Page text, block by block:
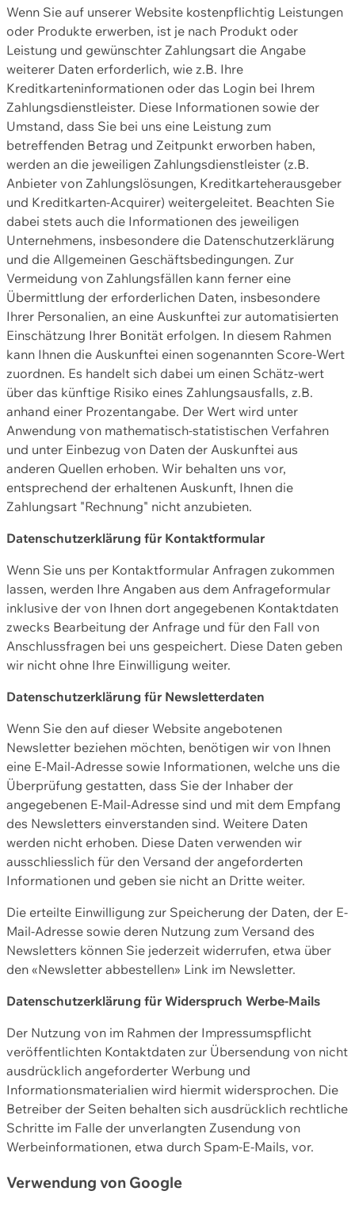
Wenn Sie auf unserer Website kostenpflichtig Leistungen
oder Produkte erwerben, ist je nach Produkt oder
Leistung und gewünschter Zahlungsart die Angabe
weiterer Daten erforderlich, wie z.B. Ihre
Kreditkarteninformationen oder das Login bei Ihrem
Zahlungsdienstleister. Diese Informationen sowie der
Umstand, dass Sie bei uns eine Leistung zum
betreffenden Betrag und Zeitpunkt erworben haben,
werden an die jeweiligen Zahlungsdienstleister (z.B.
Anbieter von Zahlungslösungen, Kreditkarteherausgeber
und Kreditkarten-Acquirer) weitergeleitet. Beachten Sie
dabei stets auch die Informationen des jeweiligen
Unternehmens, insbesondere die Datenschutzerklärung
und die Allgemeinen Geschäftsbedingungen. Zur
Vermeidung von Zahlungsfällen kann ferner eine
Übermittlung der erforderlichen Daten, insbesondere
Ihrer Personalien, an eine Auskunftei zur automatisierten
Einschätzung Ihrer Bonität erfolgen. In diesem Rahmen
kann Ihnen die Auskunftei einen sogenannten Score-Wert
zuordnen. Es handelt sich dabei um einen Schätz-wert
über das künftige Risiko eines Zahlungsausfalls, z.B.
anhand einer Prozentangabe. Der Wert wird unter
Anwendung von mathematisch-statistischen Verfahren
und unter Einbezug von Daten der Auskunftei aus
anderen Quellen erhoben. Wir behalten uns vor,
entsprechend der erhaltenen Auskunft, Ihnen die
Zahlungsart "Rechnung" nicht anzubieten.
Datenschutzerklärung für Kontaktformular
Wenn Sie uns per Kontaktformular Anfragen zukommen
lassen, werden Ihre Angaben aus dem Anfrageformular
inklusive der von Ihnen dort angegebenen Kontaktdaten
zwecks Bearbeitung der Anfrage und für den Fall von
Anschlussfragen bei uns gespeichert. Diese Daten geben
wir nicht ohne Ihre Einwilligung weiter.
Datenschutzerklärung für Newsletterdaten
Wenn Sie den auf dieser Website angebotenen
Newsletter beziehen möchten, benötigen wir von Ihnen
eine E-Mail-Adresse sowie Informationen, welche uns die
Überprüfung gestatten, dass Sie der Inhaber der
angegebenen E-Mail-Adresse sind und mit dem Empfang
des Newsletters einverstanden sind. Weitere Daten
werden nicht erhoben. Diese Daten verwenden wir
ausschliesslich für den Versand der angeforderten
Informationen und geben sie nicht an Dritte weiter.
Die erteilte Einwilligung zur Speicherung der Daten, der E-
Mail-Adresse sowie deren Nutzung zum Versand des
Newsletters können Sie jederzeit widerrufen, etwa über
den «Newsletter abbestellen» Link im Newsletter.
Datenschutzerklärung für Widerspruch Werbe-Mails
Der Nutzung von im Rahmen der Impressumspflicht
veröffentlichten Kontaktdaten zur Übersendung von nicht
ausdrücklich angeforderter Werbung und
Informationsmaterialien wird hiermit widersprochen. Die
Betreiber der Seiten behalten sich ausdrücklich rechtliche
Schritte im Falle der unverlangten Zusendung von
Werbeinformationen, etwa durch Spam-E-Mails, vor.
Verwendung von Google